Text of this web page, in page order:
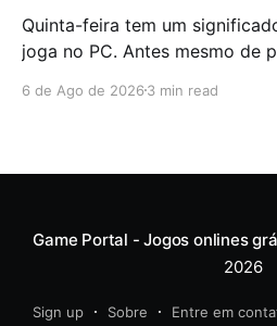
Quinta-feira tem um
joga no PC. Antes mesmo de
descobrir quais serão os
diferentes,
6 de Ago de 2026 3 min read
Game Portal - Jogos onlines
2026
Sign up Sobre Entre em